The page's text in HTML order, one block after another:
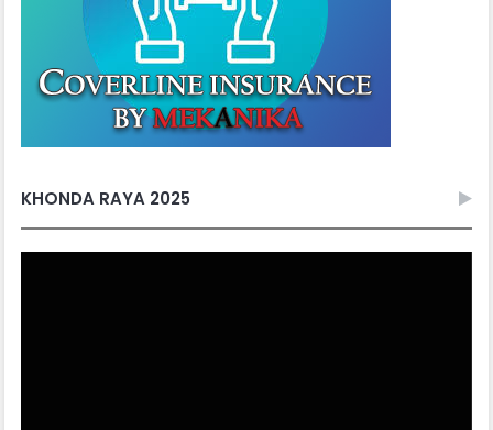
KHONDA RAYA 2025